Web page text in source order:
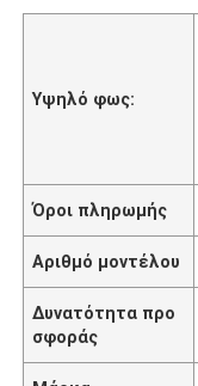
Υψηλό φως:
Όροι πληρωμής
Αριθμό μοντέλου
Δυνατότητα προ
σφοράς